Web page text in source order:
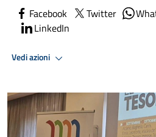
Facebook Twitter
LinkedIn
Vedi azioni